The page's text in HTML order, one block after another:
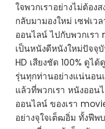
ใจพวกเราอย่างไม่ต้อง
กลับมามองใหม่ เซฟเว
ออนไลน์ ไปกับพวกเร
เป็นหนังดีหนังใหม่ปัจ
HD เสียงชัด 100% ดูไ
รุ่นทุกท่านอย่างแน่นอน
แล้วที่พวกเรา หนังออน
ออนไลน์ ของเรา
อย่างจุใจเต็ฒอิ่ม ทั้งฟี